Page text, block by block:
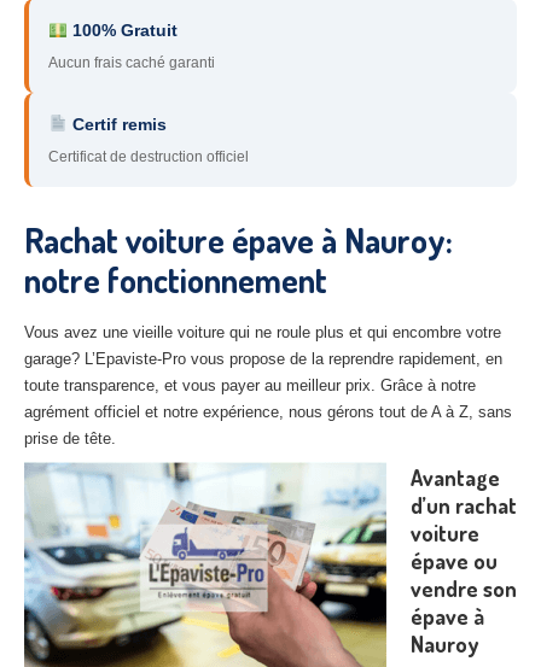
91 – Essonne
45 – Loiret
28– Eure-et-Loir
27– Eure
10– Aube
02
Tousles secteurs
CENTREVHU AGRÉE
Centreagréé VHU Paris 75 : casse auto avec destruction
Centreagréé VHU 77 : casse auto avec destruction
100% Gratuit
Aucun frais caché garanti
Certif remis
Certificat de destruction officiel
Rachat voiture épave à Nauroy:
notre fonctionnement
Vous avez une vieille voiture qui ne roule plus et qui encombre votre
garage? L’Epaviste-Pro vous propose de la reprendre rapidement, en
toute transparence, et vous payer au meilleur prix. Grâce à notre
agrément officiel et notre expérience, nous gérons tout de A à Z, sans
prise de tête.
Avantage
d’un rachat
voiture
épave ou
vendre son
épave à
Nauroy